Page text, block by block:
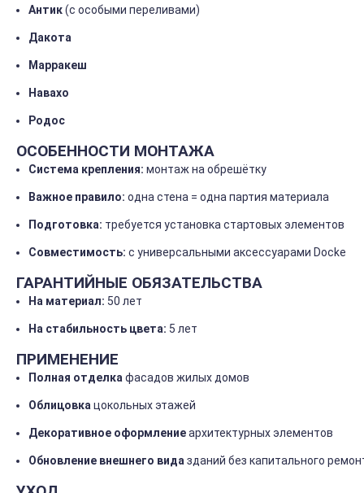
Антик(с особыми переливами)
Дакота
Марракеш
Навахо
Родос
ОСОБЕННОСТИ МОНТАЖА
Система крепления: монтаж на обрешётку
Важное правило: одна стена = одна партия материала
Подготовка: требуется установка стартовыхэлементов
Совместимость: с универсальными аксессуарами Docke
ГАРАНТИЙНЫЕ ОБЯЗАТЕЛЬСТВА
На материал: 50 лет
На стабильность цвета: 5 лет
ПРИМЕНЕНИЕ
Полная отделка фасадов жилых домов
Облицовка цокольныхэтажей
Декоративное оформлениеархитектурныхэлементов
Обновление внешнего вида зданий без капитального